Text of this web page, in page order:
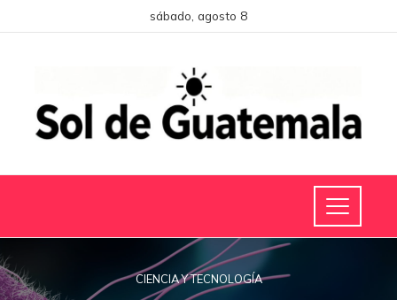
sábado, agosto 8
CIENCIA Y TECNOLOGÍA